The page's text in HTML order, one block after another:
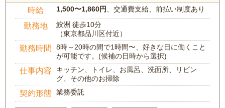
時給 1,500〜1,860円 、交通費支給、前払い制度あり
勤務地
鮫洲 徒歩10分
（東京都品川区付近）
勤務時間
8時～20時の間で1時間〜、好きな日に働くこと
が可能です。(候補の日時から選択)
仕事内容
キッチン、トイレ、お風呂、洗面所、リビン
グ、その他のお掃除
契約形態 業務委託